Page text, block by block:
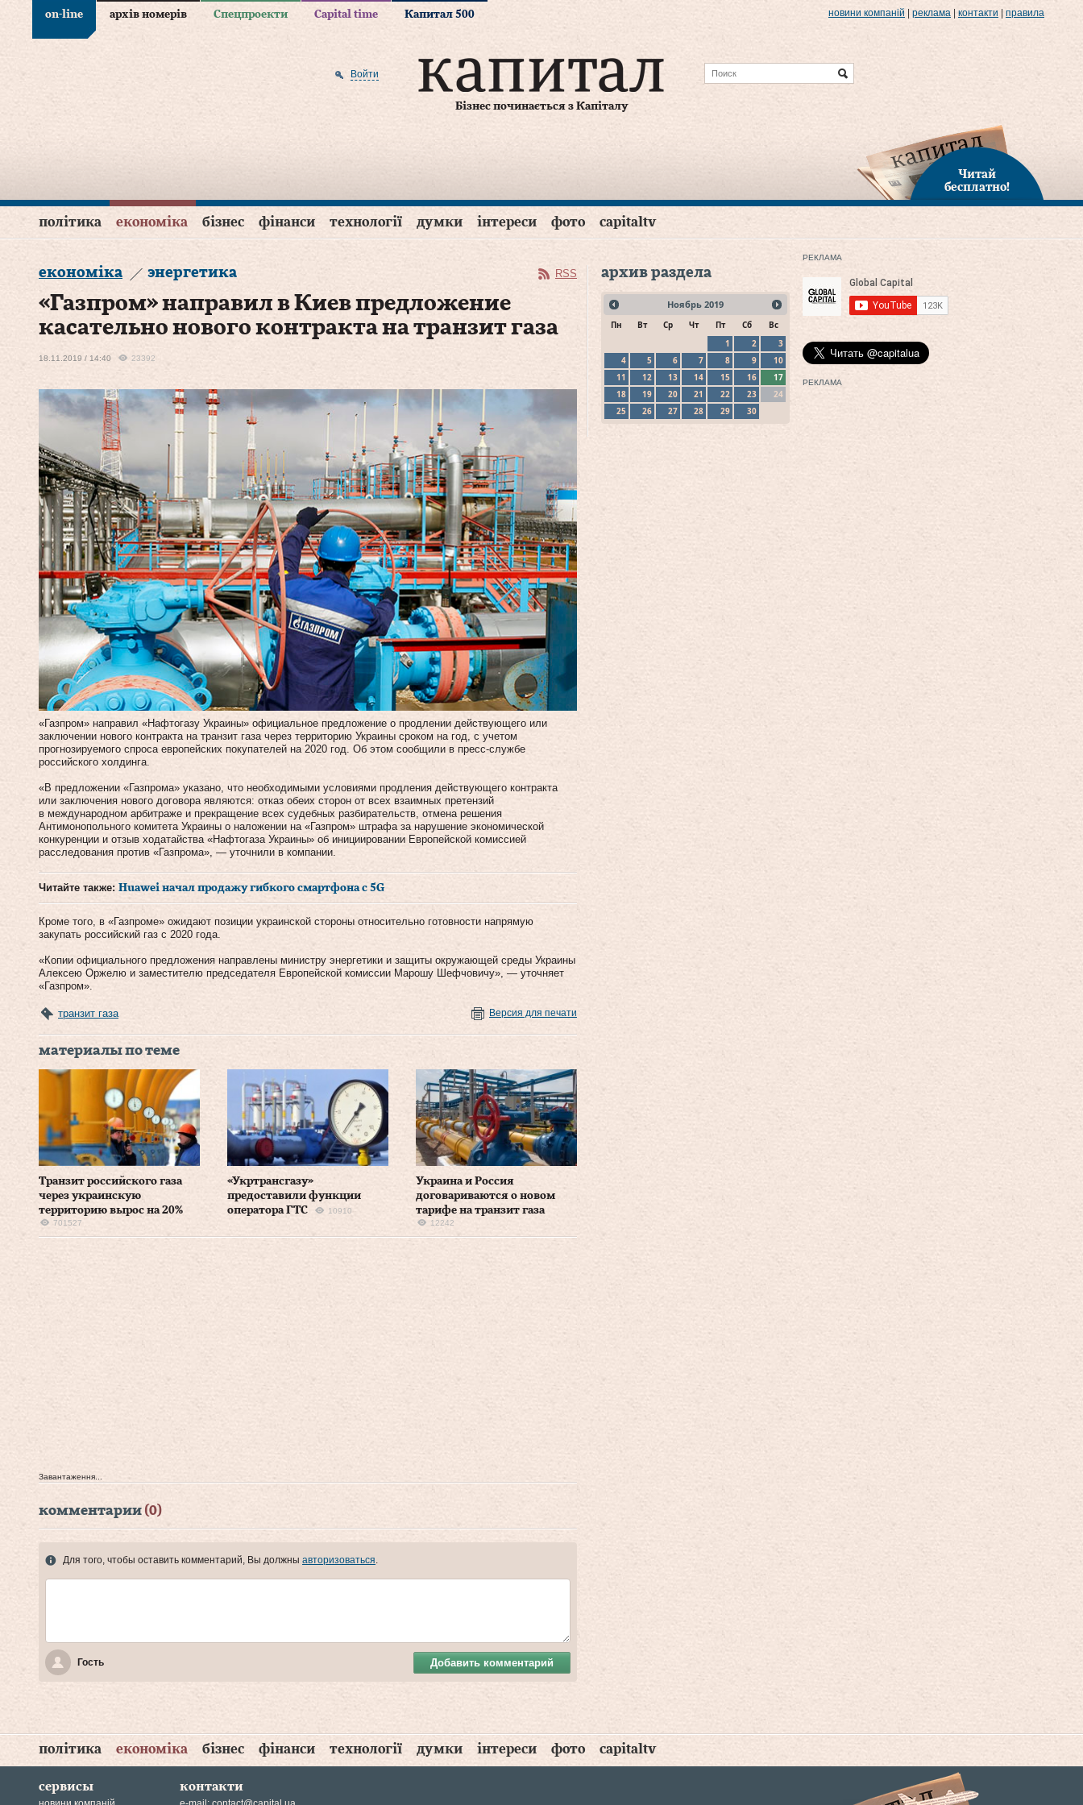
on-line архів номерів Спецпроекти Capital time Капитал 500 новини компаній реклама контакти правила
Бізнес починається з Капіталу
Войти
Читай
бесплатно!
політика економіка бізнес фінанси технології думки інтереси фото capitaltv
економіка энергетика RSS
«Газпром» направил в Киев предложение
касательно нового контракта на транзит газа
18.11.2019 / 14:40 23392
«Газпром» направил «Нафтогазу Украины» официальное предложение о продлении действующего или
заключении нового контракта на транзит газа через территорию Украины сроком на год, с учетом
прогнозируемого спроса европейских покупателей на 2020 год. Об этом сообщили в пресс-службе
российского холдинга.
«В предложении «Газпрома» указано, что необходимыми условиями продления действующего контракта
или заключения нового договора являются: отказ обеих сторон от всех взаимных претензий
в международном арбитраже и прекращение всех судебных разбирательств, отмена решения
Антимонопольного комитета Украины о наложении на «Газпром» штрафа за нарушение экономической
конкуренции и отзыв ходатайства «Нафтогаза Украины» об инициировании Европейской комиссией
расследования против «Газпрома», — уточнили в компании.
Читайте также: Huawei начал продажу гибкого смартфона с 5G
Кроме того, в «Газпроме» ожидают позиции украинской стороны относительно готовности напрямую
закупать российский газ с 2020 года.
«Копии официального предложения направлены министру энергетики и защиты окружающей среды Украины
Алексею Оржелю и заместителю председателя Европейской комиссии Марошу Шефчовичу», — уточняет
«Газпром».
транзит газа Версия для печати
материалы по теме
Транзит российского газа
через украинскую
территорию вырос на 20%
701527
«Укртрансгазу»
предоставили функции
оператора ГТС
10910
Украина и Россия
договариваются о новом
тарифе на транзит газа
12242
Завантаження...
комментарии (0)
Для того, чтобы оставить комментарий, Вы должны авторизоваться
Гость Добавить комментарий
архив раздела
Ноябрь 2019
Пн Вт Ср Чт Пт Сб
Вс
1
2
3
4
5 6 7 8 9
10
11
12 13 14 15 16
17
18
19 20 21 22 23
24
25
26 27 28 29 30
РЕКЛАМА
РЕКЛАМА
політика економіка бізнес фінанси технології думки інтереси фото capitaltv
сервисы контакти